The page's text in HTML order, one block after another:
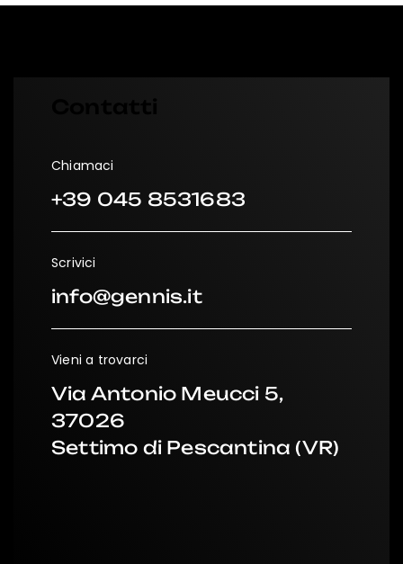
Chiamaci
+39 045 8531683
Scrivici
info@gennis.it
Vieni a trovarci
Via Antonio Meucci 5,
37026
Settimo di Pescantina (VR)